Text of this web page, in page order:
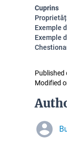
Cuprins
Exemple
Exemple
Published
Modified